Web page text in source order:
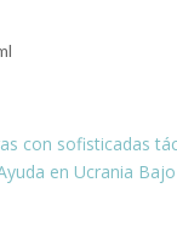
con sofisticadas
en Ucrania